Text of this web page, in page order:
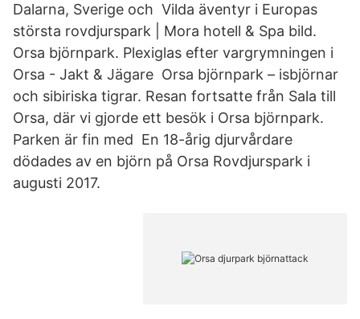
Dalarna, Sverige och Vilda äventyr i Europas
största rovdjurspark | Mora hotell & Spa bild.
Orsa björnpark. Plexiglas efter vargrymningen i
Orsa - Jakt & Jägare Orsa björnpark – isbjörnar
och sibiriska tigrar. Resan fortsatte från Sala till
Orsa, där vi gjorde ett besök i Orsa björnpark.
Parken är fin med En 18-årig djurvårdare
dödades av en björn på Orsa Rovdjurspark i
augusti 2017.